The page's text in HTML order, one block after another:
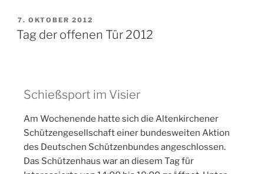
7. OKTOBER 2012
Tag der offenen Tür 2012
Schießsport im Visier
Am Wochenende hatte sich die Altenkirchener
Schützengesellschaft einer bundesweiten Aktion
des Deutschen Schützenbundes angeschlossen.
Das Schützenhaus war an diesem Tag für